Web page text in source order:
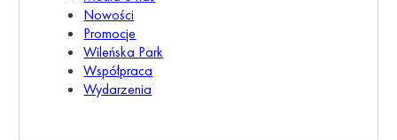
Nowości
Promocje
Wileńska Park
Współpraca
Wydarzenia